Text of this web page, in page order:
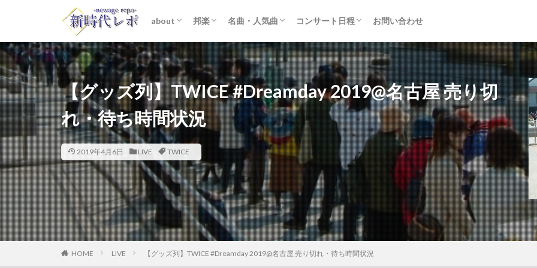
about
ライター紹介
プライバシーポリシー
免責事項
邦楽
STARTO ENTERTAINMENT (旧ジャニーズ)
女性アイドル
K-POP
洋楽
名曲・人気曲
おすすめアルバム
歌詞考察
コンサート日程
セトリ・まとめ
ライブレポ
カード枠
お問い合わせ
【グッズ列】TWICE #Dreamday 2019@名古屋 売り切
れ・待ち時間状況
2019年4月6日 LIVE TWICE
HOME LIVE 【グッズ列】TWICE #Dreamday 2019@名古屋 売り切れ・待ち時間状況